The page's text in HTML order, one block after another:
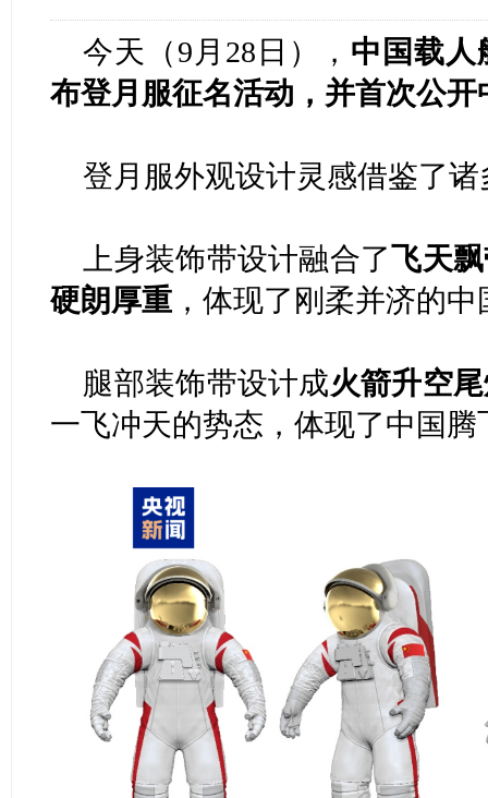
今天（9月28日）， 中国载人
布登月服征名活动，并首次公
登月服外观设计灵感借鉴了
上身装饰带设计融合了飞天
硬朗厚重 ，体现了刚柔并济的
腿部装饰带设计成火箭升空
一飞冲天的势态，体现了中国